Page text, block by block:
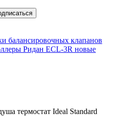
балансировочных клапанов
Ридан ECL-3R новые
термостат Ideal Standard